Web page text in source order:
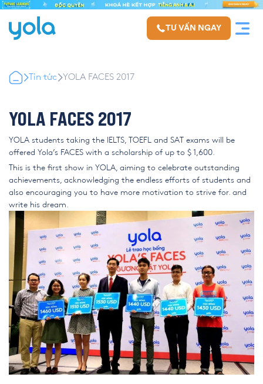
TƯ VẤN NGAY
Tin tức YOLA FACES 2017
YOLA FACES 2017
YOLA students taking the IELTS, TOEFL and SAT exams will be
offered Yola’s FACES with a scholarship of up to $ 1,600.
This is the first show in YOLA, aiming to celebrate outstanding
achievements, acknowledging the endless efforts of students and
also encouraging you to have more motivation to strive for. and
write his dream.